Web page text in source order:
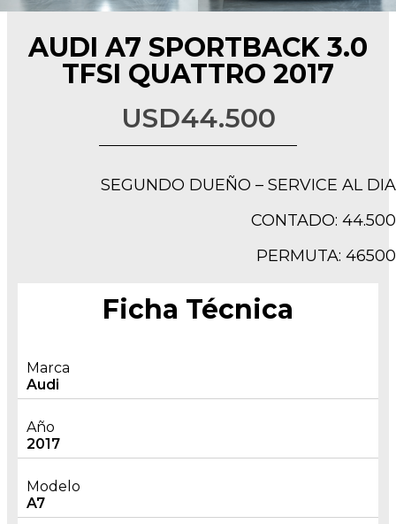
AUDI A7 SPORTBACK 3.0
TFSI QUATTRO 2017
USD44.500
SEGUNDO DUEÑO – SERVICE AL DIA
CONTADO: 44.500
PERMUTA: 46500
Ficha Técnica
Marca
Audi
Año
2017
Modelo
A7